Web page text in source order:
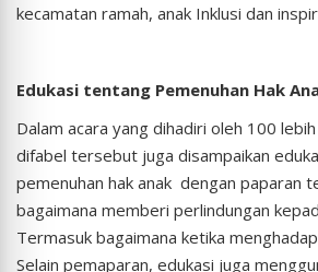
kecamatan ramah, anak Inklusi dan
Edukasi tentang Pemenuhan Hak
Dalam acara yang dihadiri oleh 100
difabel tersebut juga disampaikan
pemenuhan hak anak dengan paparan
bagaimana memberi perlindungan
Termasuk bagaimana ketika
Selain pemaparan, edukasi juga